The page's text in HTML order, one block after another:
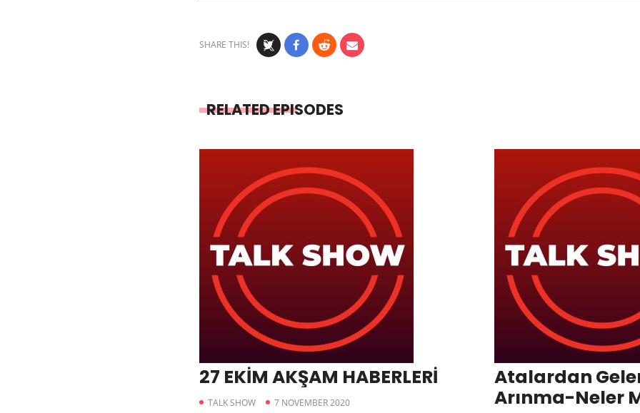
SHARE THIS!
RELATED EPISODES
27 EKİM AKŞAM HABERLERİ
TALK SHOW 7 NOVEMBER 2020
Atalardan
Arınma-Neler